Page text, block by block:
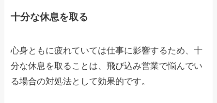
十分な休息を取る
心身ともに疲れていては仕事に影響するため、十
分な休息を取ることは、飛び込み営業で悩んでい
る場合の対処法として効果的です。